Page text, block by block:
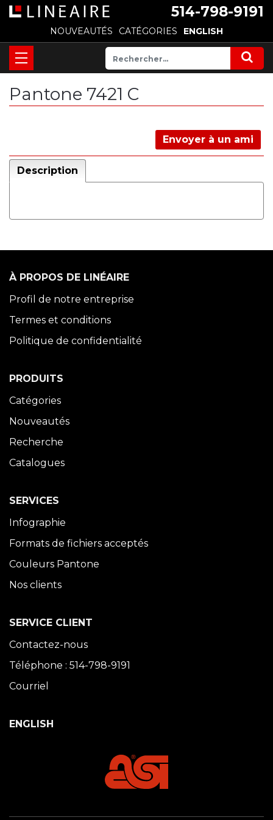
514-798-9191
NOUVEAUTÉS CATÉGORIES ENGLISH
Pantone 7421 C
Envoyer à un ami
Description
À PROPOS DE LINÉAIRE
Profil de notre entreprise
Termes et conditions
Politique de confidentialité
PRODUITS
Catégories
Nouveautés
Recherche
Catalogues
SERVICES
Infographie
Formats de fichiers acceptés
Couleurs Pantone
Nos clients
SERVICE CLIENT
Contactez-nous
Téléphone : 514-798-9191
Courriel
ENGLISH